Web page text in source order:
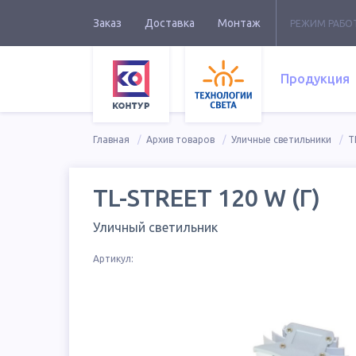
Заказ Доставка Монтаж РЕЖИМ
Продукция
Главная Архив товаров Уличные светильники
TL-STREET 120 W (Г)
Уличный светильник
Артикул: